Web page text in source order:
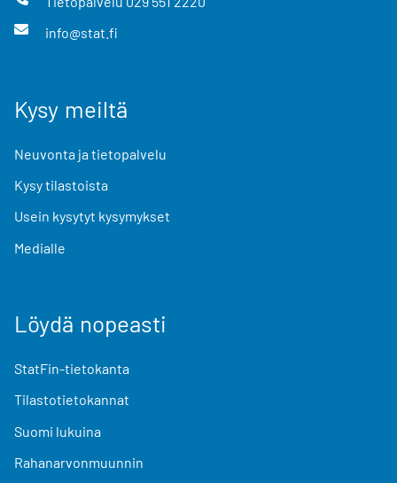
info@stat.fi
Kysy meiltä
Neuvonta ja tietopalvelu
Kysy tilastoista
Usein kysytyt kysymykset
Medialle
Löydä nopeasti
StatFin-tietokanta
Tilastotietokannat
Suomi lukuina
Rahanarvonmuunnin